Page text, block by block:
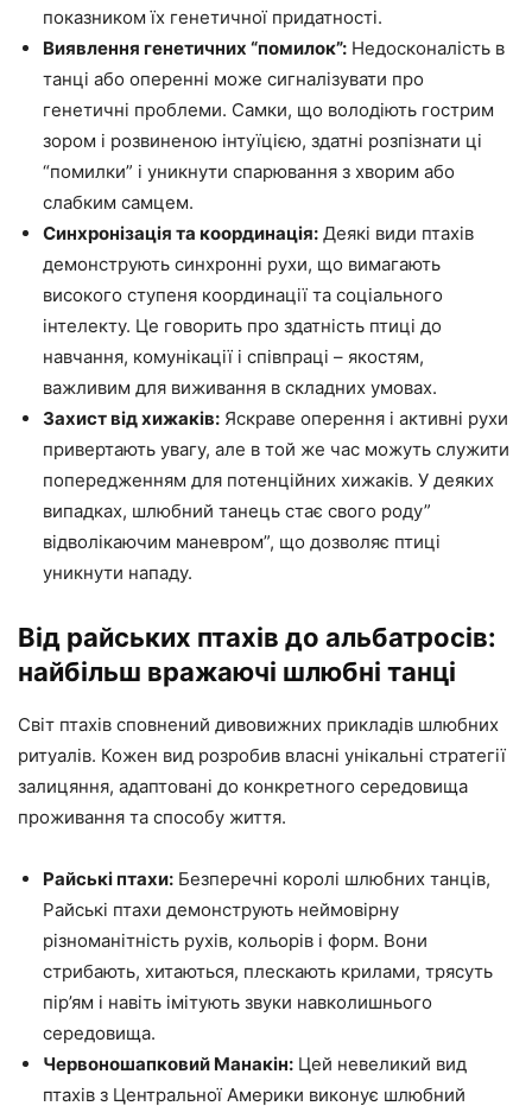
показником їх генетичної придатності.
Виявлення генетичних “помилок”: Недосконалість в
танці або оперенні може сигналізувати про
генетичні проблеми. Самки, що володіють гострим
зором і розвиненою інтуїцією, здатні розпізнати ці
“помилки” і уникнути спарювання з хворим або
слабким самцем.
Синхронізація та координація: Деякі види птахів
демонструють синхронні рухи, що вимагають
високого ступеня координації та соціального
інтелекту. Це говорить про здатність птиці до
навчання, комунікації і співпраці – якостям,
важливим для виживання в складних умовах.
Захист від хижаків: Яскраве оперення і активні рухи
привертають увагу, але в той же час можуть служити
попередженням для потенційних хижаків. У деяких
випадках, шлюбний танець стає свого роду”
відволікаючим маневром”, що дозволяє птиці
уникнути нападу.
Від райських птахів до альбатросів:
найбільш вражаючі шлюбні танці
Світ птахів сповнений дивовижних прикладів шлюбних
ритуалів. Кожен вид розробив власні унікальні стратегії
залицяння, адаптовані до конкретного середовища
проживання та способу життя.
Райські птахи: Безперечні королі шлюбних танців,
Райські птахи демонструють неймовірну
різноманітність рухів, кольорів і форм. Вони
стрибають, хитаються, плескають крилами, трясуть
пір’ям і навіть імітують звуки навколишнього
середовища.
Червоношапковий Манакін: Цей невеликий вид
птахів з Центральної Америки виконує шлюбний